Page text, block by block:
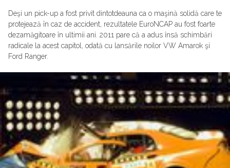
Deşi un pick-up a fost privit dintotdeauna ca o maşină solidă care te
protejează în caz de accident, rezultatele EuroNCAP au fost foarte
dezamăgitoare în ultimii ani. 2011 pare că a adus însă schimbări
radicale la acest capitol, odată cu lansările noilor VW Amarok şi
Ford Ranger.